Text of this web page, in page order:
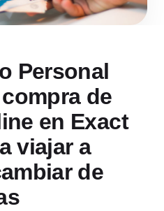
Personal
de
en Exact
viajar a
de